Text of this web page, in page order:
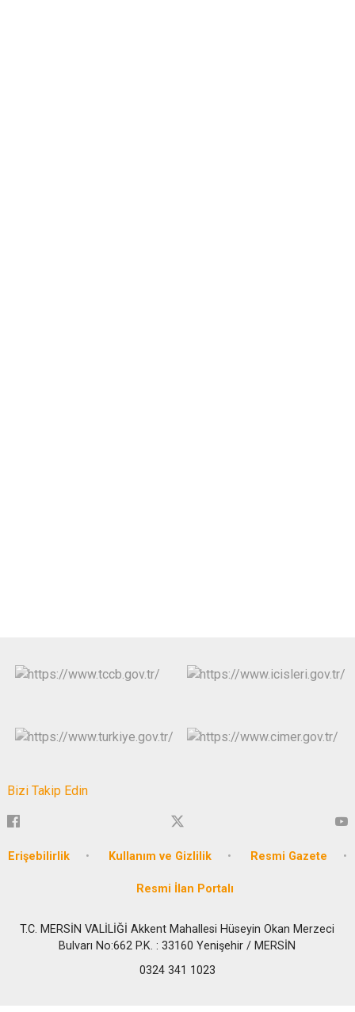
Bizi Takip Edin
Erişebilirlik Kullanım ve Gizlilik Resmi Gazete
Resmi İlan Portalı
T.C. MERSİN VALİLİĞİ Akkent Mahallesi Hüseyin Okan Merzeci
Bulvarı No:662 P.K. : 33160 Yenişehir / MERSİN
0324 341 1023